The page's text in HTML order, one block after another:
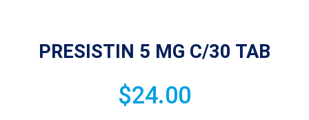
PRESISTIN 5 MG C/30 TAB
$24.00